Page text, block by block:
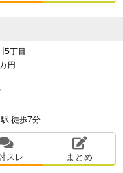
5丁目
円
徒歩7分
スレ まとめ